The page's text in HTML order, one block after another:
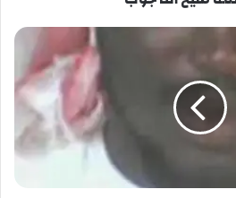
أخرى، فإن الله تعالى الذي
مع اجتناب نواهيه بحفظ
عن الحرام هو الرب المعبود
عن الاستماع إلى
المسموعة كالغيبة
النظر إلى الحرام في
والتلفون، بما في